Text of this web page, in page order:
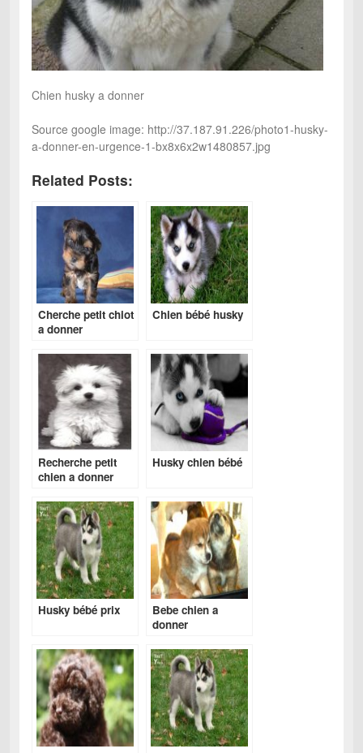
Chien husky a donner
Source google image: http://37.187.91.226/photo1-husky-
a-donner-en-urgence-1-bx8x6x2w1480857.jpg
Related Posts:
Cherche petit chiot
a donner
Chien bébé husky
Recherche petit
chien a donner
Husky chien bébé
Husky bébé prix
Bebe chien a
donner